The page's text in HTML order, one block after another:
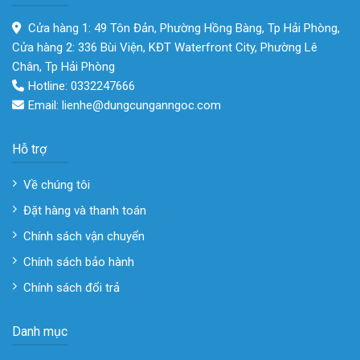
Cửa hàng 1: 49 Tôn Đản, Phường Hồng Bàng, Tp Hải Phòng,
Cửa hàng 2: 336 Bùi Viện, KĐT Waterfront City, Phường Lê
Chân, Tp Hải Phòng
Hotline: 0332247666
Email: lienhe@dungcunganngoc.com
Hỗ trợ
Về chúng tôi
Đặt hàng và thanh toán
Chính sách vận chuyển
Chính sách bảo hành
Chính sách đổi trả
Danh mục